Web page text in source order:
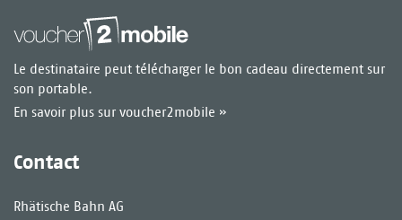
Le destinataire peut télécharger le bon cadeau directement sur
son portable.
En savoir plus sur voucher2mobile »
Contact
Rhätische Bahn AG